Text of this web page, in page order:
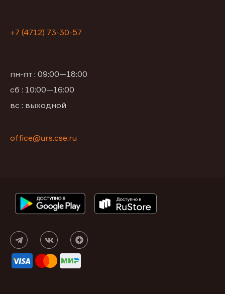
+7 (4712) 73-30-57
пн-пт : 09:00—18:00
сб : 10:00—16:00
вс : выходной
office@urs.cse.ru